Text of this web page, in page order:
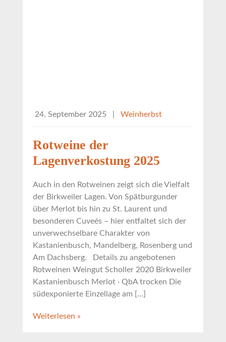
24. September 2025 Weinherbst
Rotweine der
Lagenverkostung 2025
Auch in den Rotweinen zeigt sich die Vielfalt
der Birkweiler Lagen. Von Spätburgunder
über Merlot bis hin zu St. Laurent und
besonderen Cuveés – hier entfaltet sich der
unverwechselbare Charakter von
Kastanienbusch, Mandelberg, Rosenberg und
Am Dachsberg. Details zu angebotenen
Rotweinen Weingut Scholler 2020 Birkweiler
Kastanienbusch Merlot · QbA trocken Die
südexponierte Einzellage am […]
Weiterlesen »